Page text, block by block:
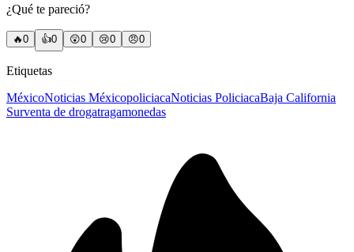
¿Qué te pareció?
🔥0 👍0 😲0 😢0 😠0
Etiquetas
MéxicoNoticias MéxicopoliciacaNoticias PoliciacaBaja California
Surventa de drogatragamonedas